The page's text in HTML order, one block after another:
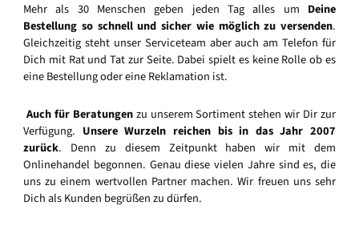
Mehr als 30 Menschen geben jeden Tag alles um Deine
Bestellung so schnell und sicher wie möglich zu versenden.
Gleichzeitig steht unser Serviceteam aber auch am Telefon für
Dich mit Rat und Tat zur Seite. Dabei spielt es keine Rolle ob es
eine Bestellung oder eine Reklamation ist.
Auch für Beratungenzu unserem Sortiment stehen wir Dir zur
Verfügung. Unsere Wurzeln reichen bis in das Jahr 2007
zurück. Denn zu diesem Zeitpunkt haben wir mit dem
Onlinehandel begonnen. Genau diese vielen Jahre sind es, die
uns zu einem wertvollen Partner machen. Wir freuen uns sehr
Dich als Kunden begrüßen zu dürfen.